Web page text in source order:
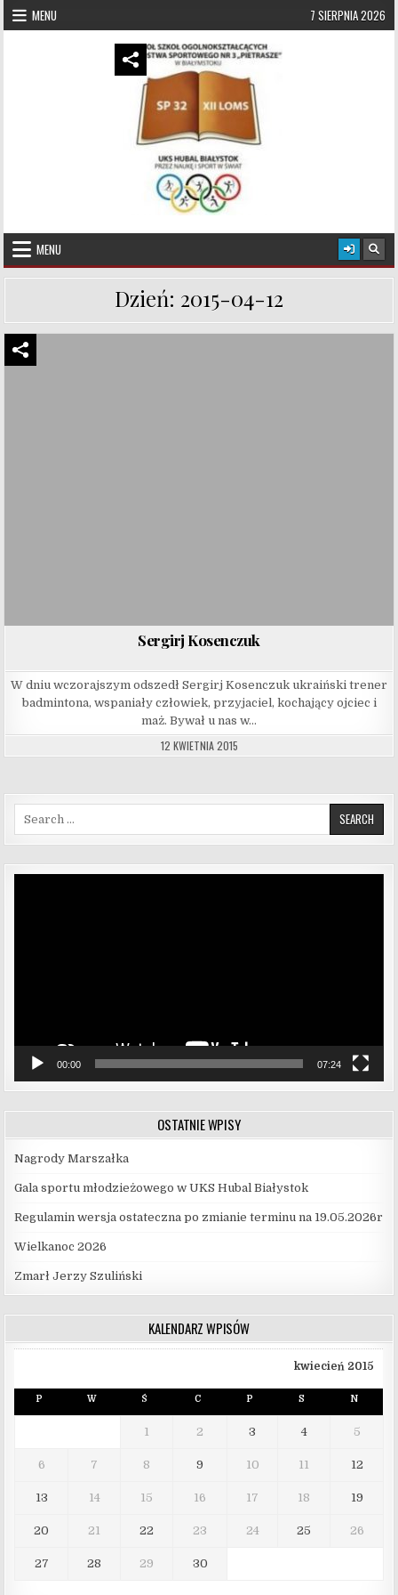
Skip to content
MENU 7 SIERPNIA 2026
UKS Hubal Białystok
MENU
Dzień: 2015-04-12
Sergirj Kosenczuk
W dniu wczorajszym odszedł Sergirj Kosenczuk ukraiński trener
badmintona, wspaniały człowiek, przyjaciel, kochający ojciec i
maż. Bywał u nas w…
12 KWIETNIA 2015
00:00 07:24
OSTATNIE WPISY
Nagrody Marszałka
Gala sportu młodzieżowego w UKS Hubal Białystok
Regulamin wersja ostateczna po zmianie terminu na 19.05.2026r
Wielkanoc 2026
Zmarł Jerzy Szuliński
KALENDARZ WPISÓW
kwiecień 2015
P W Ś C P S N
1 2 3 4 5
6 7 8 9 10 11 12
13 14 15 16 17 18 19
20 21 22 23 24 25 26
27 28 29 30